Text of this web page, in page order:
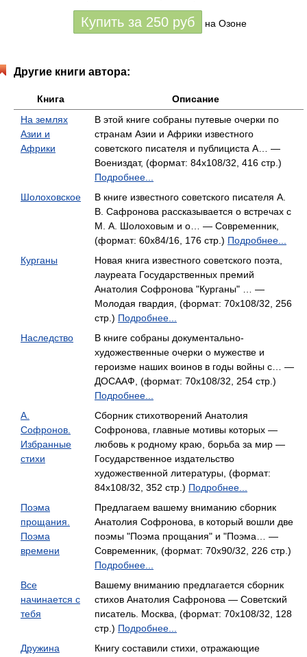
Купить за 250 руб на Озоне
Другие книги автора:
Книга
Описание
На землях
Азии и
Африки
В этой книге собраны путевые очерки по
странам Азии и Африки известного
советского писателя и публициста А… —
Воениздат, (формат: 84x108/32, 416 стр.)
Подробнее...
Шолоховское
В книге известного советского писателя А.
В. Сафронова рассказывается о встречах с
М. А. Шолоховым и о… — Современник,
(формат: 60x84/16, 176 стр.) Подробнее...
Курганы
Новая книга известного советского поэта,
лауреата Государственных премий
Анатолия Софронова "Курганы" … —
Молодая гвардия, (формат: 70x108/32, 256
стр.) Подробнее...
Наследство
В книге собраны документально-
художественные очерки о мужестве и
героизме наших воинов в годы войны с… —
ДОСААФ, (формат: 70x108/32, 254 стр.)
Подробнее...
А.
Софронов.
Избранные
стихи
Сборник стихотворений Анатолия
Софронова, главные мотивы которых —
любовь к родному краю, борьба за мир —
Государственное издательство
художественной литературы, (формат:
84x108/32, 352 стр.) Подробнее...
Поэма
прощания.
Поэма
времени
Предлагаем вашему вниманию сборник
Анатолия Софронова, в который вошли две
поэмы "Поэма прощания" и "Поэма… —
Современник, (формат: 70x90/32, 226 стр.)
Подробнее...
Все
начинается с
тебя
Вашему вниманию предлагается сборник
стихов Анатолия Сафронова — Советский
писатель. Москва, (формат: 70x108/32, 128
стр.) Подробнее...
Дружина
Книгу составили стихи, отражающие